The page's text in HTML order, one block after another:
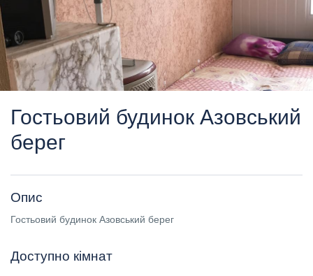
Гостьовий будинок Азовський
берег
Опис
Гостьовий будинок Азовський берег
Доступно кімнат